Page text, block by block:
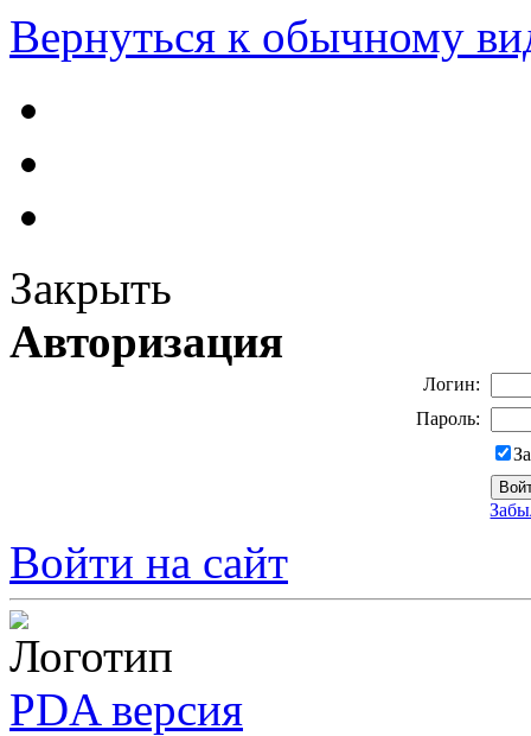
Вернуться к обычному
Закрыть
Авторизация
Логин:
Пароль:
Войти на сайт
PDA версия